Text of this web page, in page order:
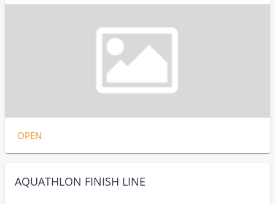
OPEN
AQUATHLON FINISH LINE